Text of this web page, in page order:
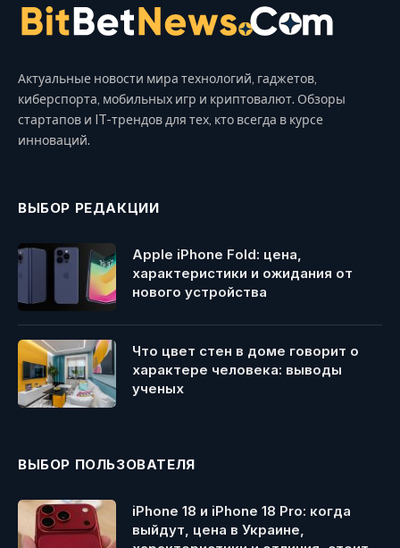
Актуальные новости мира технологий, гаджетов,
киберспорта, мобильных игр и криптовалют. Обзоры
стартапов и IT-трендов для тех, кто всегда в курсе
инноваций.
ВЫБОР РЕДАКЦИИ
Apple iPhone Fold: цена,
характеристики и ожидания от
нового устройства
Что цвет стен в доме говорит о
характере человека: выводы
ученых
ВЫБОР ПОЛЬЗОВАТЕЛЯ
iPhone 18 и iPhone 18 Pro: когда
выйдут, цена в Украине,